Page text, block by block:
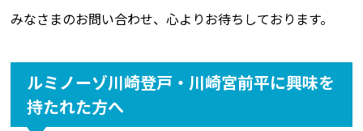
みなさまのお問い合わせ、心よりお待ちしております。
ルミノーゾ川崎登戸・川崎宮前平に興味を
持たれた方へ